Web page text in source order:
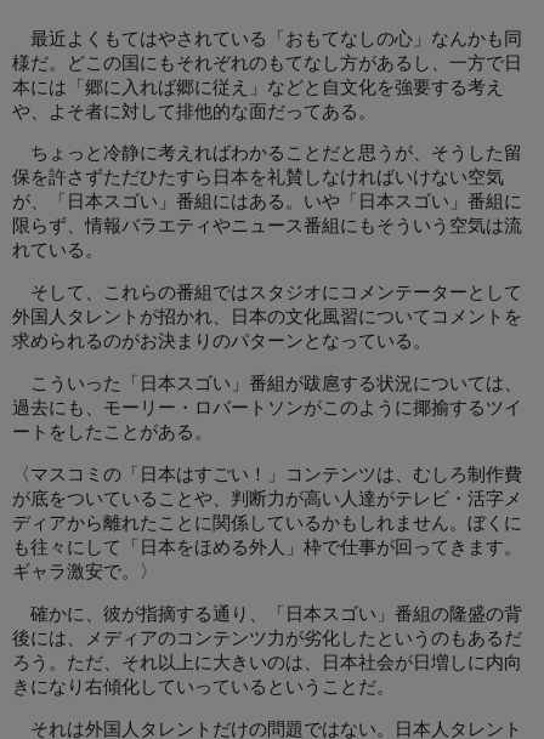
最近よくもてはやされている「おもてなしの心」なんかも同
様だ。どこの国にもそれぞれのもてなし方があるし、一方で日
本には「郷に入れば郷に従え」などと自文化を強要する考え
や、よそ者に対して排他的な面だってある。
ちょっと冷静に考えればわかることだと思うが、そうした留
保を許さずただひたすら日本を礼賛しなければいけない空気
が、「日本スゴい」番組にはある。いや「日本スゴい」番組に
限らず、情報バラエティやニュース番組にもそういう空気は流
れている。
そして、これらの番組ではスタジオにコメンテーターとして
外国人タレントが招かれ、日本の文化風習についてコメントを
求められるのがお決まりのパターンとなっている。
こういった「日本スゴい」番組が跋扈する状況については、
過去にも、モーリー・ロバートソンがこのように揶揄するツイ
ートをしたことがある。
〈マスコミの「日本はすごい！」コンテンツは、むしろ制作費
が底をついていることや、判断力が高い人達がテレビ・活字メ
ディアから離れたことに関係しているかもしれません。ぼくに
も往々にして「日本をほめる外人」枠で仕事が回ってきます。
ギャラ激安で。〉
確かに、彼が指摘する通り、「日本スゴい」番組の隆盛の背
後には、メディアのコンテンツ力が劣化したというのもあるだ
ろう。ただ、それ以上に大きいのは、日本社会が日増しに内向
きになり右傾化していっているということだ。
それは外国人タレントだけの問題ではない。日本人タレント